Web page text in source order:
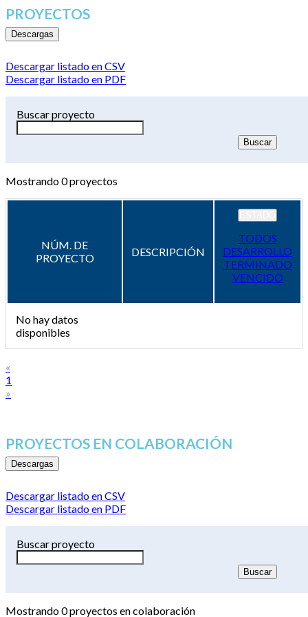
PROYECTOS
Descargas
Descargar listado en CSV
Descargar listado en PDF
Buscar proyecto
Mostrando0proyectos
NÚM. DE
PROYECTO
DESCRIPCIÓN
TODOS
DESARROLLO
TERMINADO
VENCIDO
No hay datos
disponibles
«
1
»
PROYECTOS EN COLABORACIÓN
Descargas
Descargar listado en CSV
Descargar listado en PDF
Buscar proyecto
Mostrando0proyectos en colaboración